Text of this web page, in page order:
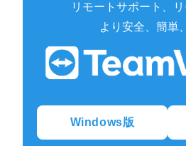
リモートサポート、リ
より安全、簡単
Windows版